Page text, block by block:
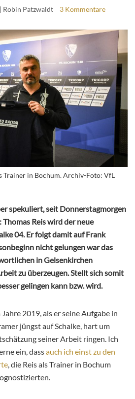
Robin Patzwaldt 3 Kommentare
Trainer in Bochum. Archiv-Foto: VfL
spekuliert, seit Donnerstagmorgen
: Thomas Reis wird der neue
04. Er folgt damit auf Frank
nicht gelungen war das
in Gelsenkirchen
zu überzeugen. Stellt sich somit
gelingen kann bzw. wird.
2019, als er seine Aufgabe in
jüngst auf Schalke, hart um
seiner Arbeit ringen. Ich
ein, dassauch ich einst zu den
, die Reis als Trainer in Bochum